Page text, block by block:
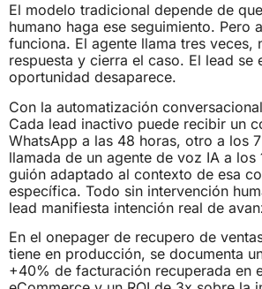
El modelo tradicional depende de
humano haga ese seguimiento. Pero
funciona. El agente llama tres veces,
respuesta y cierra el caso. El lead se
oportunidad desaparece.
Con la automatización
Cada lead inactivo puede recibir un
WhatsApp a las 48 horas, otro a los
llamada de un agente de voz IA a los
guión adaptado al contexto de esa
específica. Todo sin intervención
lead manifiesta intención real de
En el onepager de recupero de
tiene en producción, se documenta
+40% de facturación recuperada en